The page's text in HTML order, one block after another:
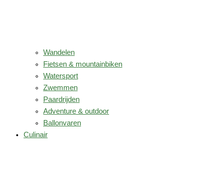
Wandelen
Fietsen & mountainbiken
Watersport
Zwemmen
Paardrijden
Adventure & outdoor
Ballonvaren
Culinair